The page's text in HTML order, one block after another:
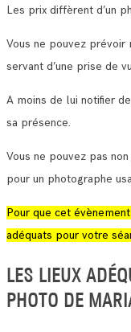
Les prix diffèrent d’un
Vous ne pouvez prévoir
servant d’une prise de
A moins de lui notifier
sa présence.
Vous ne pouvez pas
pour un photographe
Pour que cet
adéquats pour votre
LES LIEUX
PHOTO DE